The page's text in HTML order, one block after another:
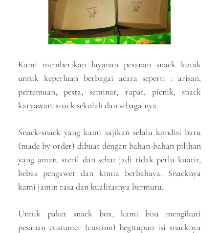
Kami memberikan layanan pesanan snack kotak
untuk keperluan berbagai acara seperti : arisan,
pertemuan, pesta, seminar, rapat, picnik, snack
karyawan, snack sekolah dan sebagainya.
Snack-snack yang kami sajikan selalu kondisi baru
(made by order) dibuat dengan bahan-bahan pilihan
yang aman, steril dan sehat jadi tidak perlu kuatir,
bebas pengawet dan kimia berbahaya. Snacknya
kami jamin rasa dan kualitasnya bermutu.
Untuk paket snack box, kami bisa mengikuti
pesanan custumer (custom) begitupun isi snacknya